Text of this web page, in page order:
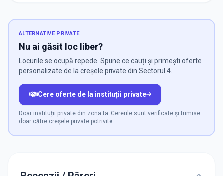
ALTERNATIVE PRIVATE
Nu ai găsit loc liber?
Locurile se ocupă repede. Spune ce cauți și primești oferte
personalizate de la creșele private din Sectorul 4.
Cere oferte de la instituții private
Doar instituții private din zona ta. Cererile sunt verificate și trimise
doar către creșele private potrivite.